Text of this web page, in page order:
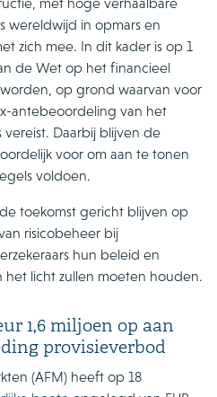
wereldwijd in opmars en
zich mee. In dit kader is op 1
de Wet op het financieel
op grond waarvan voor
antebeoordeling van het
vereist. Daarbij blijven de
voor om aan te tonen
voldoen.
toekomst gericht blijven op
risicobeheer bij
hun beleid en
licht zullen moeten houden.
1,6 miljoen op aan
provisieverbod
(AFM) heeft op 18